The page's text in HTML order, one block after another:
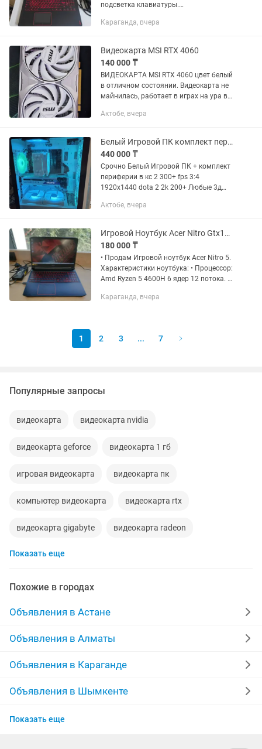
подсветка клавиатуры.
Intel Core i5-7300HQ • Видеокарта: 1.
Караганда, вчера
Видеокарта MSI RTX 4060
140 000 ₸
ВИДЕОКАРТА MSI RTX 4060 цвет белый
в отличном состоянии. Видеокарта не
майнилась, работает в играх на ура в
любителей Dota, CS2 и Танков-самое
Актобе, вчера
Белый Игровой ПК комплект периферии
440 000 ₸
Срочно Белый Игровой ПК + комплект
периферии в кс 2 300+ fps 3:4
1920x1440 dota 2 2k 200+ Любые 3д
Характеристики ПК: Процессор: AMD
Актобе, вчера
Игровой Ноутбук Acer Nitro Gtx1650Ti Ryzen5 FullHD 144Hz
180 000 ₸
• Продам Игровой ноутбук Acer Nitro 5.
Характеристики ноутбука: • Процессор:
Amd Ryzen 5 4600H 6 ядер 12 потока. •
Geforce GTX 1650TI. 2. Встройка AMD
Караганда, вчера
1 2 3 ... 7
Популярные запросы
видеокарта видеокарта nvidia
видеокарта geforce видеокарта 1 гб
игровая видеокарта видеокарта пк
компьютер видеокарта видеокарта rtx
видеокарта gigabyte видеокарта radeon
новая видеокарта
видеокарта озу видеокарта новая
видеокарта 8gb видеокарта amd
4060 видеокарта видеокарта ноутбука
видеокарта nvidia geforce
Показать еще
Похожие в городах
Объявления в Астане
Объявления в Алматы
Объявления в Караганде
Объявления в Шымкенте
Объявления в Актобе
Показать еще